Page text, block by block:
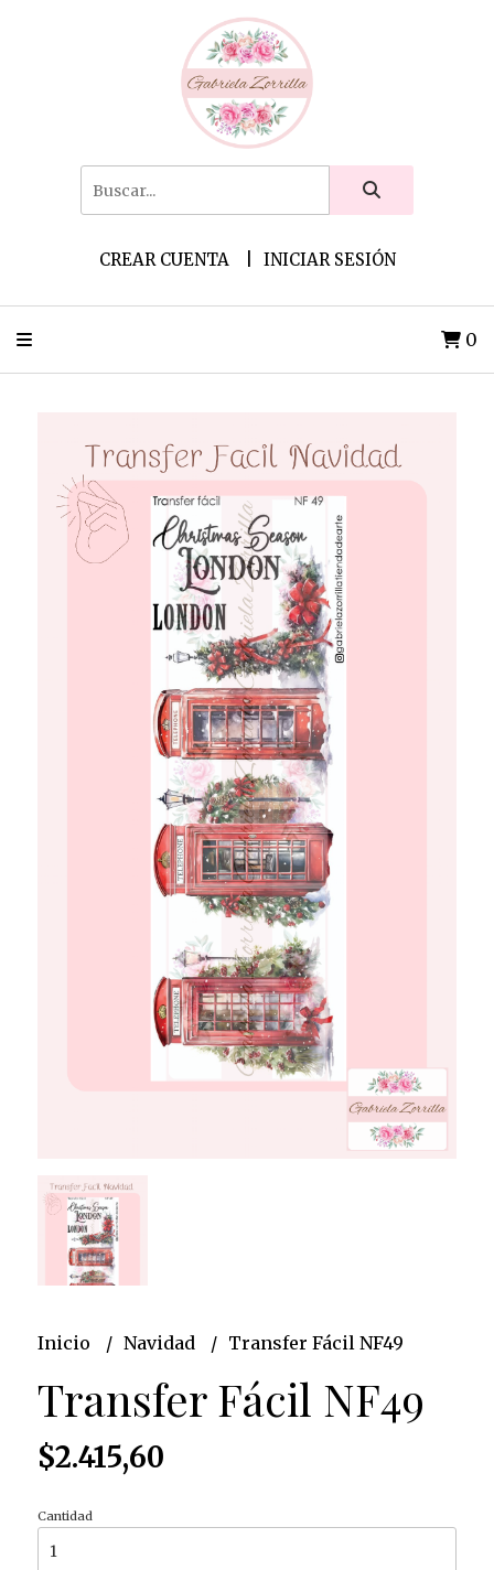
CREAR CUENTA INICIAR SESIÓN
0
Inicio Navidad Transfer Fácil NF49
Transfer Fácil NF49
$2.415,60
Cantidad